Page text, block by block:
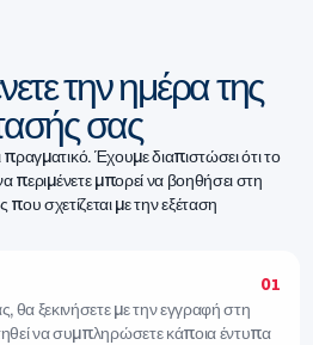
την ημέρα της
σας
πραγματικό. Έχουμε διαπιστώσει ότι το
περιμένετε μπορεί να βοηθήσει στη
σχετίζεται με την εξέταση
01
θα ξεκινήσετε με την εγγραφή στη
να συμπληρώσετε κάποια έντυπα